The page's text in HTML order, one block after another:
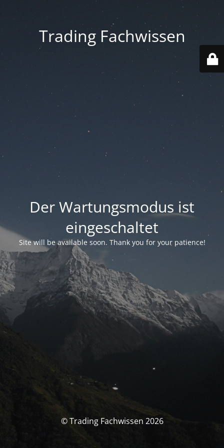
Trading Fachwissen
Der Wartungsmodus ist
eingeschaltet
Site will be available soon. Thank you for your patience!
© Trading Fachwissen 2026